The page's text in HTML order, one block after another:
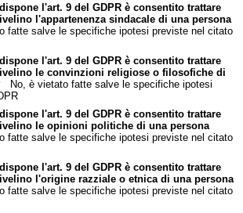
l'art. 9 del GDPR è consentito trattare
l'appartenenza sindacale di una persona
salve le specifiche ipotesi previste nel citato
l'art. 9 del GDPR è consentito trattare
le convinzioni religiose o filosofiche di
No, è vietato fatte salve le specifiche ipotesi
l'art. 9 del GDPR è consentito trattare
le opinioni politiche di una persona
salve le specifiche ipotesi previste nel citato
l'art. 9 del GDPR è consentito trattare
l'origine razziale o etnica di una persona
salve le specifiche ipotesi previste nel citato